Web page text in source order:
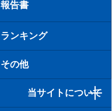
報告書
ランキング
その他
当サイトについて